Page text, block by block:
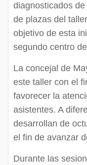
diagnosticados
de plazas del
objetivo de esta
segundo centro
La concejal de
este taller con el
favorecer la
asistentes. A
desarrollan de
el fin de avanzar
Durante las